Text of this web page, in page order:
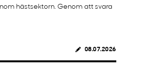
hästsektorn. Genom att svara
08.07.2026